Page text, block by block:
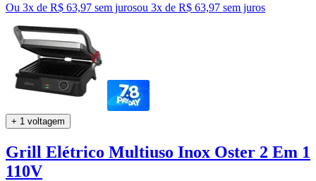
Ou 3x de R$ 63,97 sem jurosou 3x de R$ 63,97 sem juros
+ 1 voltagem
Grill Elétrico Multiuso Inox Oster 2 Em 1
110V